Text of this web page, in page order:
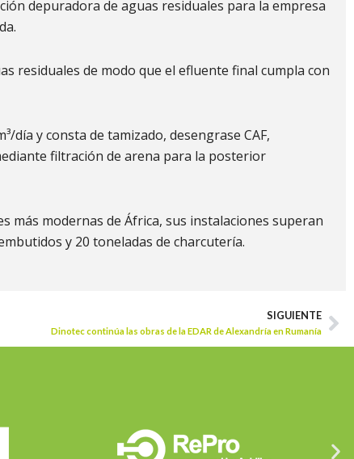
depuradora de aguas residuales para la empresa
residuales de modo que el efluente final cumpla con
día y consta de tamizado, desengrase CAF,
filtración de arena para la posterior
más modernas de África, sus instalaciones superan
y 20 toneladas de charcutería.
SIGUIENTE
Dinotec continúa las obras de la EDAR de Alexandría en Rumanía